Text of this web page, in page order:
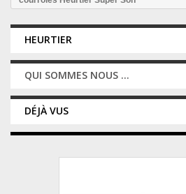
HEURTIER
QUI SOMMES NOUS ...
DÉJÀ VUS